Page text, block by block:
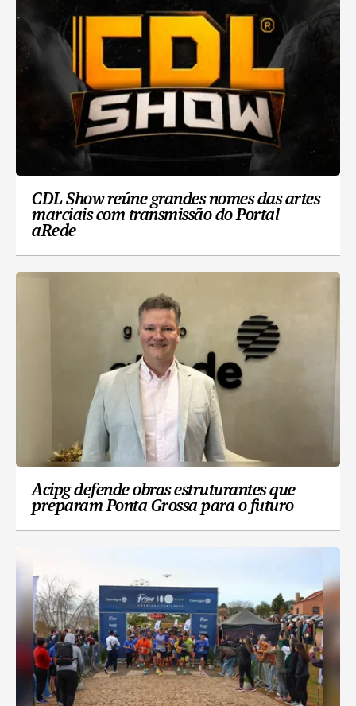
CDL Show reúne grandes nomes das artes
marciais com transmissão do Portal
aRede
Acipg defende obras estruturantes que
preparam Ponta Grossa para o futuro